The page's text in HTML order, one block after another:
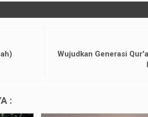
Wujudkan Generasi
: